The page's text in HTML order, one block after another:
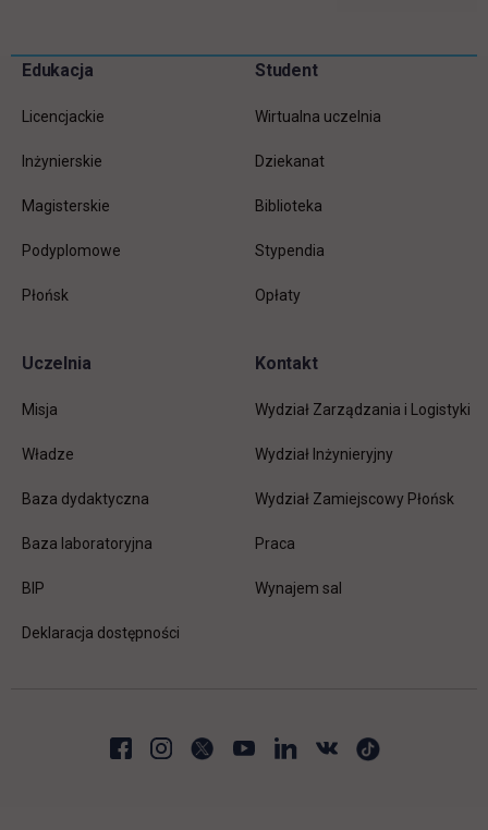
Pomiń
Informacje w stopce
Edukacja
Licencjackie
Inżynierskie
Magisterskie
Podyplomowe
Płońsk
Student
Wirtualna uczelnia
Dziekanat
Biblioteka
Stypendia
Opłaty
Uczelnia
Misja
Władze
Baza dydaktyczna
Baza laboratoryjna
BIP
Deklaracja dostępności
Kontakt
Wydział Zarządzania i Logistyki
Wydział Inżynieryjny
Wydział Zamiejscowy Płońsk
Praca
Wynajem sal